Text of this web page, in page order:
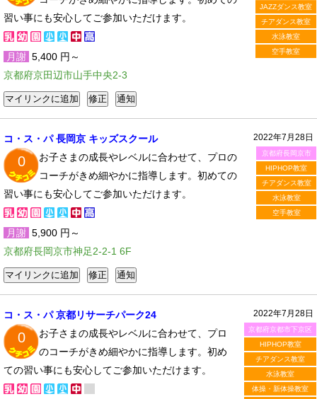
JAZZダンス教室
チアダンス教室
水泳教室
空手教室
習い事にも安心してご参加いただけます。
月謝 5,400 円～
京都府京田辺市山手中央2-3
2022年7月28日
京都府長岡京市
HIPHOP教室
チアダンス教室
水泳教室
空手教室
コ・ス・パ 長岡京 キッズスクール
0
お子さまの成長やレベルに合わせて、プロの
コーチがきめ細やかに指導します。初めての
習い事にも安心してご参加いただけます。
月謝 5,900 円～
京都府長岡京市神足2-2-1 6F
2022年7月28日
京都府京都市下京区
HIPHOP教室
チアダンス教室
水泳教室
体操・新体操教室
コ・ス・パ 京都リサーチパーク24
0
お子さまの成長やレベルに合わせて、プロ
のコーチがきめ細やかに指導します。初め
ての習い事にも安心してご参加いただけます。